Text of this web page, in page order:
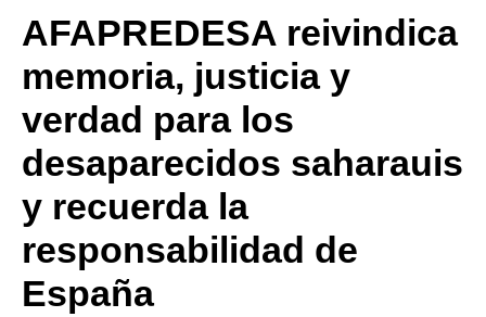
AFAPREDESA reivindica
memoria, justicia y
verdad para los
desaparecidos saharauis
y recuerda la
responsabilidad de
España